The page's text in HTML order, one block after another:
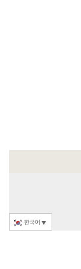
한국어 ▼